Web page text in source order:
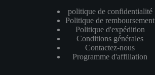
politique de confidentialité
Politique de remboursement
Politique d'expédition
Conditions générales
Contactez-nous
Programme d'affiliation